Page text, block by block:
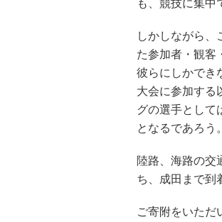
も、競技に集中
しかしながら、
た参加者・観客
彼らにしかでき
大会に参加する
グの選手として
となるであろう。
陸路、海路の交
ち、成田まで到
ご寄附をいただ